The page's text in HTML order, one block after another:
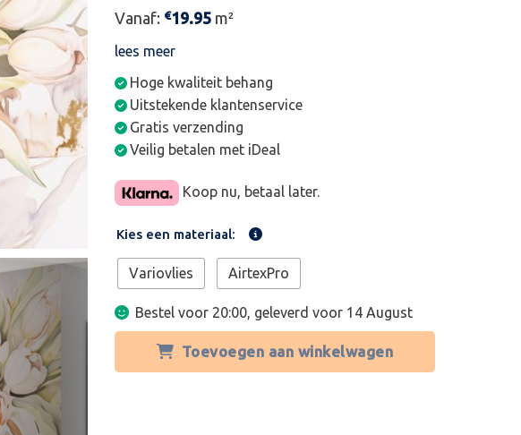
Vanaf: €19.95 m²
lees meer
Hoge kwaliteit behang
Uitstekende klantenservice
Gratis verzending
Veilig betalen met iDeal
Koop nu, betaal later.
Kies een materiaal:
Variovlies AirtexPro
Bestel voor 20:00, geleverd voor 14 August
Toevoegen aan winkelwagen